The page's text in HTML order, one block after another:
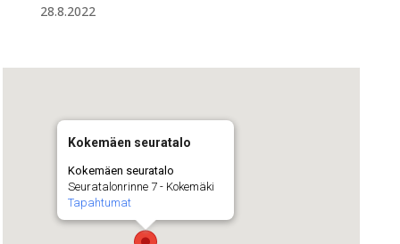
28.8.2022
Kokemäen seuratalo
Kokemäen seuratalo
Seuratalonrinne 7 - Kokemäki
Tapahtumat